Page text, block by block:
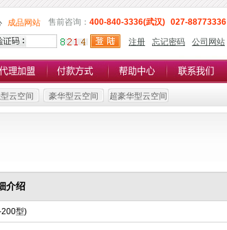
售前咨询： 400-840-3336(武汉) 027-88773336
成品网站
注册
忘记密码 公司网站
云空间 豪华型云空间 超豪华型云空间
介绍
型)